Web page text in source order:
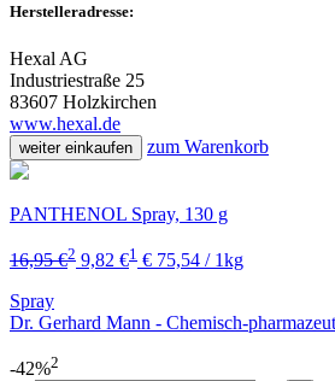
Herstelleradresse:
Hexal AG
Industriestraße 25
83607 Holzkirchen
www.hexal.de
weiter einkaufen zum Warenkorb
PANTHENOL Spray, 130 g
16,95 €2 9,82 €1 € 75,54 / 1kg
Spray
Dr. Gerhard Mann - Chemisch-
-42%2